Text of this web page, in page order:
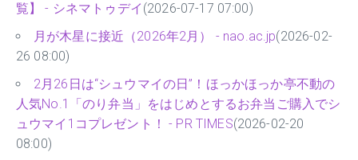
覧】 - シネマトゥデイ (2026-07-17 07:00)
月が木星に接近（2026年2月） - nao.ac.jp(2026-02-
26 08:00)
2月26日は“シュウマイの日”！ほっかほっか亭不動の
人気No.1「のり弁当」をはじめとするお弁当ご購入でシ
ュウマイ1コプレゼント！ - PR TIMES(2026-02-20
08:00)